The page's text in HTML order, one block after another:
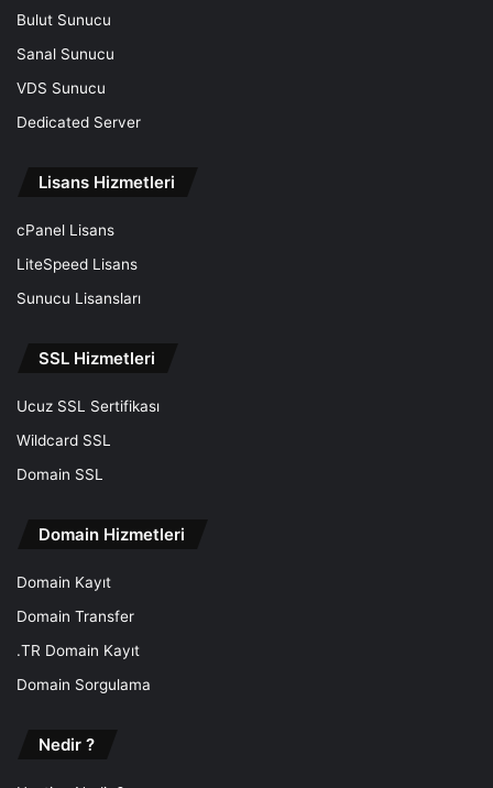
Bulut Sunucu
Sanal Sunucu
VDS Sunucu
Dedicated Server
Lisans Hizmetleri
cPanel Lisans
LiteSpeed Lisans
Sunucu Lisansları
SSL Hizmetleri
Ucuz SSL Sertifikası
Wildcard SSL
Domain SSL
Domain Hizmetleri
Domain Kayıt
Domain Transfer
.TR Domain Kayıt
Domain Sorgulama
Nedir ?